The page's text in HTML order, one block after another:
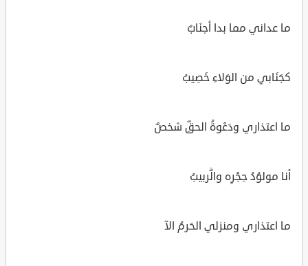
ما عداني مما بدا أجنَابٌ
كجَنَابي من الوَلاءِ خَصِيبُ
ما اعتذاري ودَعْوةُ الحقِّ شخصٌ
أنا مولوُدُ حِجْرِه والَّربيبُ
ما اعتذاري ومنزلي الحَرمُ الآ